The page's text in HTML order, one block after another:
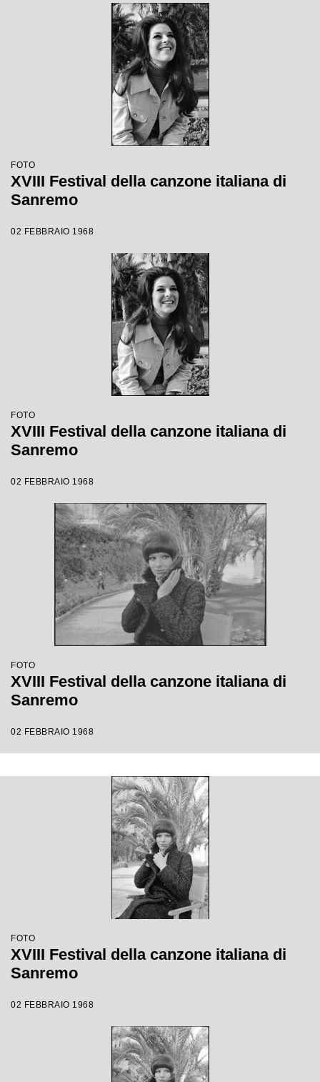
FOTO
XVIII Festival della canzone italiana di
Sanremo
02 FEBBRAIO 1968
FOTO
XVIII Festival della canzone italiana di
Sanremo
02 FEBBRAIO 1968
FOTO
XVIII Festival della canzone italiana di
Sanremo
02 FEBBRAIO 1968
FOTO
XVIII Festival della canzone italiana di
Sanremo
02 FEBBRAIO 1968